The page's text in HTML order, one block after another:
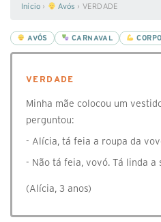
Início › Avós › VERDADE
AVÓS CARNAVAL
VERDADE
Minha mãe colocou um
perguntou:
- Alícia, tá feia a roupa da
- Não tá feia, vovó. Tá linda a
(Alícia, 3 anos)